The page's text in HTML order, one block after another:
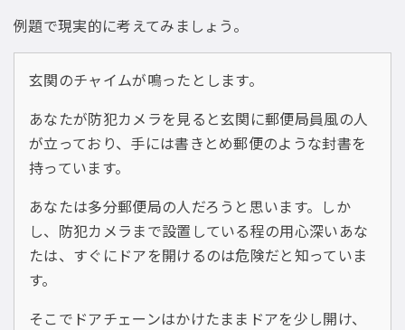
例題で現実的に考えてみましょう。
玄関のチャイムが鳴ったとします。
あなたが防犯カメラを見ると玄関に郵便局員風の人
が立っており、手には書きとめ郵便のような封書を
持っています。
あなたは多分郵便局の人だろうと思います。しか
し、防犯カメラまで設置している程の用心深いあな
たは、すぐにドアを開けるのは危険だと知っていま
す。
そこでドアチェーンはかけたままドアを少し開け、